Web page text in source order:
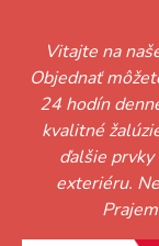
Vitajte na
Objednať
24 hodín
kvalitné
ďalšie
exteriéru.